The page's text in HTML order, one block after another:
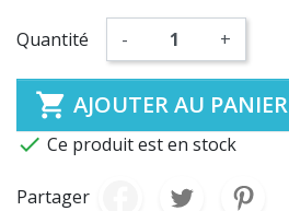
Quantité - +
 AJOUTER AU PANIER
 Ce produit est en stock
Partager